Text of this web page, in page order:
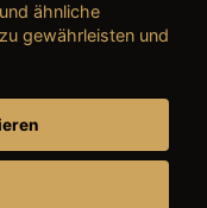
ähnliche
gewährleisten und